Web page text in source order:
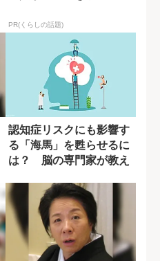
PR(くらしの話題)
認知症リスクにも影響す
る「海馬」を甦らせるに
は？ 脳の専門家が教え